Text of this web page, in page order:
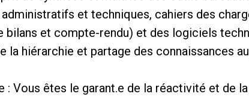
et techniques, cahiers des
bilans et compte-rendu) et des logiciels
la hiérarchie et partage des connaissances
: Vous êtes le garant.e de la réactivité et de